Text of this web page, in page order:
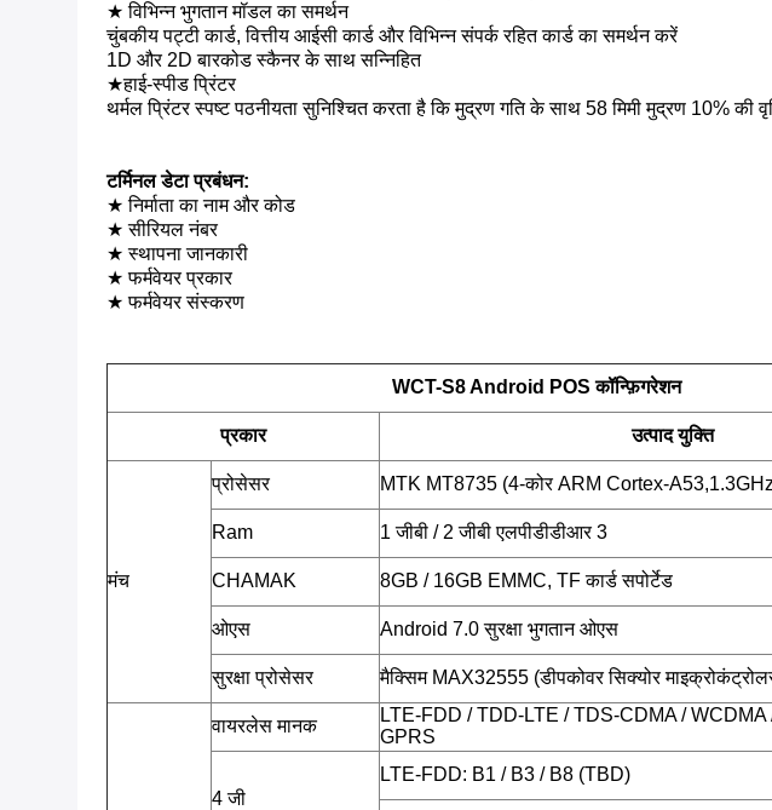
★ विभिन्न भुगतान मॉडल का समर्थन
चुंबकीय पट्टी कार्ड, वित्तीय आईसी कार्ड और विभिन्न संपर्क रहित कार्ड का समर्थन करें
1D और 2D बारकोड स्कैनर के साथ सन्निहित
★हाई-स्पीड प्रिंटर
थर्मल प्रिंटर स्पष्ट पठनीयता सुनिश्चित करता है कि मुद्रण गति के साथ 58 मिमी मुद्रण 10% की
टर्मिनल डेटा प्रबंधन:
★ निर्माता का नाम और कोड
★ सीरियल नंबर
★ स्थापना जानकारी
★ फर्मवेयर प्रकार
★ फर्मवेयर संस्करण
WCT-S8 Android POS कॉन्फ़िगरेशन
प्रकार उत्पाद युक्ति
मंच
प्रोसेसर MTK MT8735 (4-कोर ARM Cortex-
Ram 1 जीबी / 2 जीबी एलपीडीडीआर 3
CHAMAK 8GB / 16GB EMMC, TF कार्ड सपोर्टेड
ओएस Android 7.0 सुरक्षा भुगतान ओएस
सुरक्षा प्रोसेसर मैक्सिम MAX32555 (डीपकोवर सिक्योर
वायरलेस मानक
LTE-FDD / TDD-LTE / TDS-CDMA /
GPRS
4 जी
LTE-FDD: B1 / B3 / B8 (TBD)